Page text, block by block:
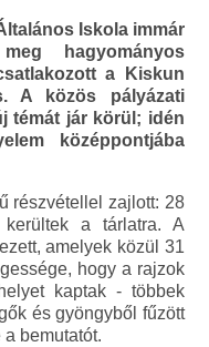
Iskola immár
hagyományos
a Kiskun
A közös pályázati
témát jár körül; idén
középpontjába
részvétellel zajlott: 28
kerültek a tárlatra. A
amelyek közül 31
hogy a rajzok
kaptak - többek
és gyöngyből fűzött
bemutatót.